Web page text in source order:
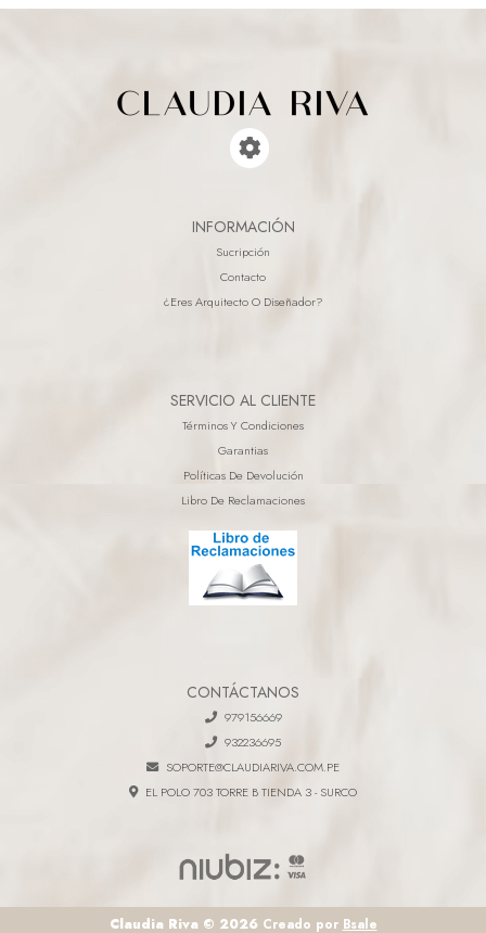
INFORMACIÓN
Sucripción
Contacto
¿eres Arquitecto O Diseñador?
SERVICIO AL CLIENTE
Términos Y Condiciones
Garantias
Políticas De Devolución
Libro De Reclamaciones
CONTÁCTANOS
979156669
932236695
SOPORTE@CLAUDIARIVA.COM.PE
EL POLO 703 TORRE B TIENDA 3 - SURCO
Claudia Riva © 2026 Creado por Bsale